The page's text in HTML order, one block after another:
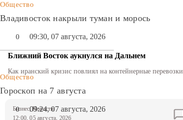
Общество
Владивосток накрыли туман и морось
0 09:30, 07 августа, 2026
Общество
Гороскоп на 7 августа
0 09:24, 07 августа, 2026
Ближний Восток аукнулся на Дальнем
Как иранский кризис повлиял на контейнерные перевозки
Бизнес, Новости
12:00, 05 августа, 2026